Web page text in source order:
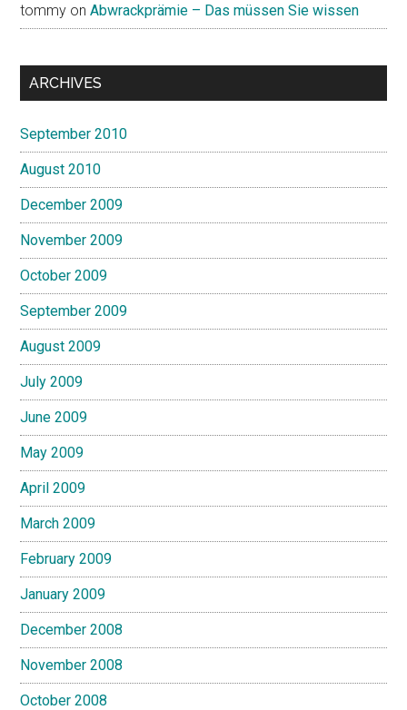
tommy onAbwrackprämie – Das müssen Sie wissen
ARCHIVES
September 2010
August 2010
December 2009
November 2009
October 2009
September 2009
August 2009
July 2009
June 2009
May 2009
April 2009
March 2009
February 2009
January 2009
December 2008
November 2008
October 2008